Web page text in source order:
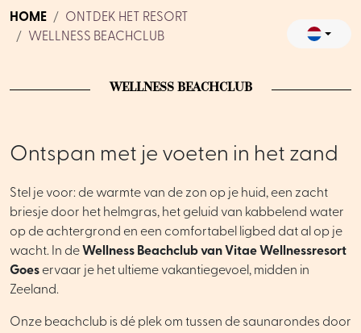
HOME
ONTDEK HET RESORT
WELLNESS BEACHCLUB
WELLNESS BEACHCLUB
Ontspan met je voeten in het zand
Stel je voor: de warmte van de zon op je huid, een zacht
briesje door het helmgras, het geluid van kabbelend water
op de achtergrond en een comfortabel ligbed dat al op je
wacht. In de Wellness Beachclub van Vitae Wellnessresort
Goes ervaar je het ultieme vakantiegevoel, midden in
Zeeland.
Onze beachclub is dé plek om tussen de saunarondes door